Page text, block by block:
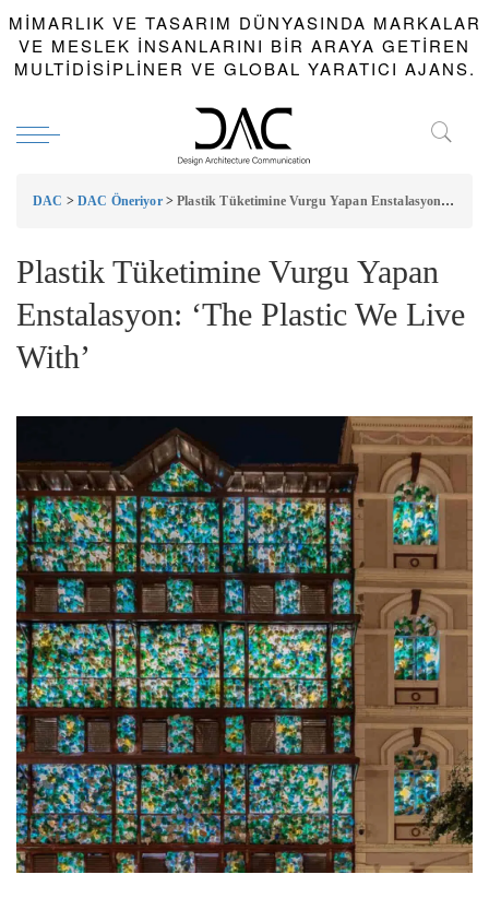
MIMARLIK VE TASARIM DÜNYASINDA MARKALAR
VE MESLEK INSANLARINI BIR ARAYA GETIREN
MULTIDISIPLINER VE GLOBAL YARATICI AJANS.
DAC > DAC Öneriyor>Plastik Tüketimine Vurgu Yapan Enstalasyon: ‘The Plastic We Live With’
Plastik Tüketimine Vurgu Yapan
Enstalasyon: ‘The Plastic We Live
With’